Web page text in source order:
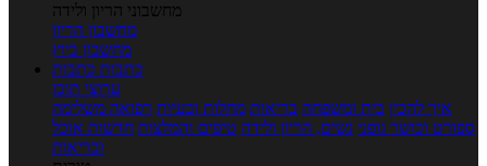
מחשבוני הריון ולידה
מחשבון הריון
מחשבון ביוץ
כתבות כתבות
ערוצי תוכן
איך להכין בית ומשפחה בריאות מחלות ובעיות רפואה משלימה
ספורט וכושר גופני נשים, הריון ולידה טיפים והמלצות חדשות אוכל
ובריאות